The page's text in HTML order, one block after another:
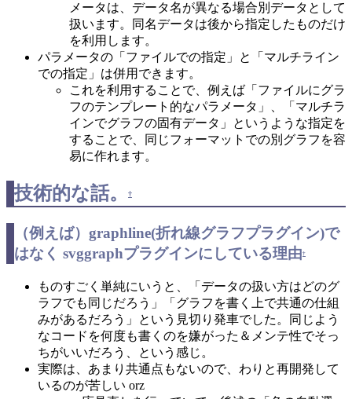
メータは、データ名が異なる場合別データとして
扱います。同名データは後から指定したものだけ
を利用します。
パラメータの「ファイルでの指定」と「マルチライン
での指定」は併用できます。
これを利用することで、例えば「ファイルにグラ
フのテンプレート的なパラメータ」、「マルチラ
インでグラフの固有データ」というような指定を
することで、同じフォーマットでの別グラフを容
易に作れます。
技術的な話。 †
（例えば）graphline(折れ線グラフプラグイン)で
はなく svggraphプラグインにしている理由†
ものすごく単純にいうと、「データの扱い方はどのグ
ラフでも同じだろう」「グラフを書く上で共通の仕組
みがあるだろう」という見切り発車でした。同じよう
なコードを何度も書くのを嫌がった＆メンテ性でそっ
ちがいいだろう、という感じ。
実際は、あまり共通点もないので、わりと再開発して
いるのが苦しい orz